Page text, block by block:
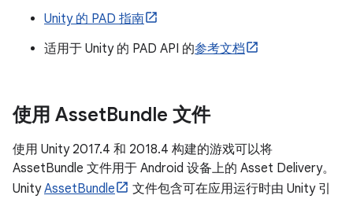
Unity 的 PAD 指南
适用于 Unity 的 PAD API 的参考文档
使用 AssetBundle 文件
使用 Unity 2017.4 和 2018.4 构建的游戏可以将
AssetBundle 文件用于 Android 设备上的 Asset Delivery。
UnityAssetBundle
文件包含可在应用运行时由 Unity 引